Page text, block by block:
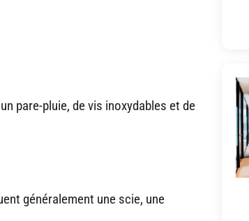
pare-pluie, de vis inoxydables et de
généralement une scie, une